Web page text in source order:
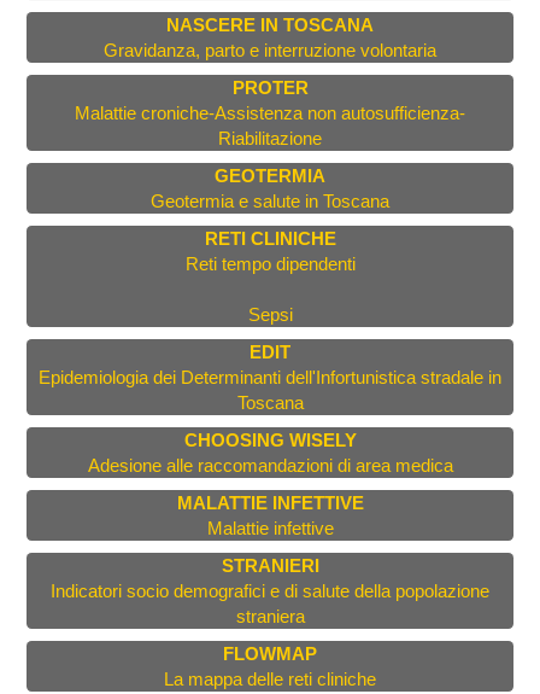
NASCERE IN TOSCANA
Gravidanza, parto e interruzione volontaria
PROTER
Malattie croniche-Assistenza non autosufficienza-
Riabilitazione
GEOTERMIA
Geotermia e salute in Toscana
RETI CLINICHE
Reti tempo dipendenti
Sepsi
EDIT
Epidemiologia dei Determinanti dell'Infortunistica stradale in
Toscana
CHOOSING WISELY
Adesione alle raccomandazioni di area medica
MALATTIE INFETTIVE
Malattie infettive
STRANIERI
Indicatori socio demografici e di salute della popolazione
straniera
FLOWMAP
La mappa delle reti cliniche